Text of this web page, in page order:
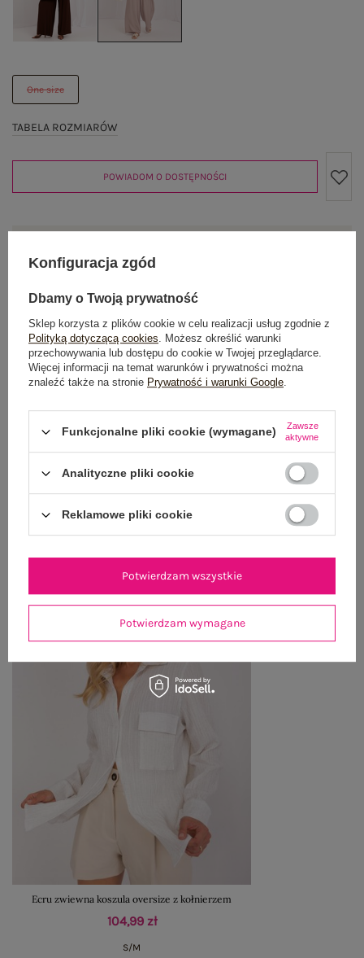
One size
TABELA ROZMIARÓW
POWIADOM O DOSTĘPNOŚCI
OPIS PRODUKTU
GŁÓWNE PARAMETRY
WYSYŁKA I DOSTAWA
ZWROTY I REKLAMACJE
PRODUKTY ZE STYLIZACJI
Ecru zwiewna koszula oversize z kołnierzem
104,99 zł
S/M
Konfiguracja zgód
Dbamy o Twoją prywatność
Sklep korzysta z plików cookie w celu realizacji usług zgodnie z
Polityką dotyczącą cookies. Możesz określić warunki
przechowywania lub dostępu do cookie w Twojej przeglądarce.
Więcej informacji na temat warunków i prywatności można
znaleźć także na stronie Prywatność i warunki Google.
Funkcjonalne pliki cookie (wymagane)
Zawsze
aktywne
Analityczne pliki cookie
Reklamowe pliki cookie
Potwierdzam wymagane
Potwierdzam wszystkie